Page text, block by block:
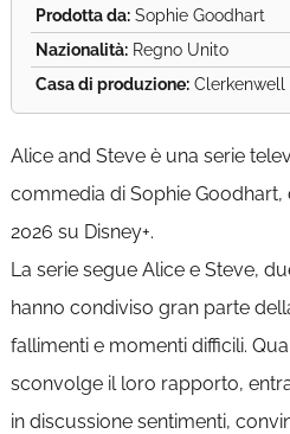
Prodotta da:Sophie Goodhart
Nazionalità:Regno Unito
Casa di produzione:Clerkenwell
Alice and Steve è una serie
commedia di Sophie
2026 su Disney+.
La serie segue Alice e Steve,
hanno condiviso gran parte
fallimenti e momenti difficili.
sconvolge il loro rapporto,
in discussione sentimenti,